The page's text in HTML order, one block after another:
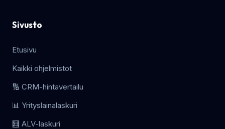
Sivusto
Etusivu
Kaikki ohjelmistot
🔢 CRM-hintavertailu
📊 Yrityslainalaskuri
🧮 ALV-laskuri